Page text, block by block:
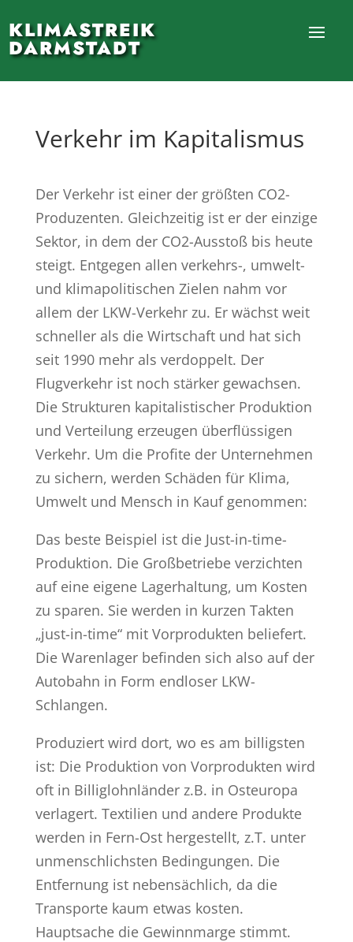
KLIMASTREIK
DARMSTADT
Verkehr im Kapitalismus
Der Verkehr ist einer der größten CO2-
Produzenten. Gleichzeitig ist er der einzige
Sektor, in dem der CO2-Ausstoß bis heute
steigt. Entgegen allen verkehrs-, umwelt-
und klimapolitischen Zielen nahm vor
allem der LKW-Verkehr zu. Er wächst weit
schneller als die Wirtschaft und hat sich
seit 1990 mehr als verdoppelt. Der
Flugverkehr ist noch stärker gewachsen.
Die Strukturen kapitalistischer Produktion
und Verteilung erzeugen überflüssigen
Verkehr. Um die Profite der Unternehmen
zu sichern, werden Schäden für Klima,
Umwelt und Mensch in Kauf genommen:
Das beste Beispiel ist die Just-in-time-
Produktion. Die Großbetriebe verzichten
auf eine eigene Lagerhaltung, um Kosten
zu sparen. Sie werden in kurzen Takten
„just-in-time“ mit Vorprodukten beliefert.
Die Warenlager befinden sich also auf der
Autobahn in Form endloser LKW-
Schlangen.
Produziert wird dort, wo es am billigsten
ist: Die Produktion von Vorprodukten wird
oft in Billiglohnländer z.B. in Osteuropa
verlagert. Textilien und andere Produkte
werden in Fern-Ost hergestellt, z.T. unter
unmenschlichsten Bedingungen. Die
Entfernung ist nebensächlich, da die
Transporte kaum etwas kosten.
Hauptsache die Gewinnmarge stimmt.